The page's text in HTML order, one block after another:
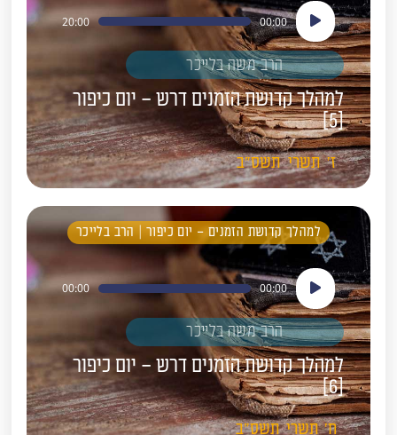
נגן
אודיו
00:00
20:00
הרב משה בלייכר
למהלך קדושת הזמנים דרש – יום כיפור
[5]
ז' תשרי תשס"ב
למהלך קדושת הזמנים – יום כיפור | הרב בלייכר
נגן
אודיו
00:00
00:00
הרב משה בלייכר
למהלך קדושת הזמנים דרש – יום כיפור
[6]
ח' תשרי תשס"ב